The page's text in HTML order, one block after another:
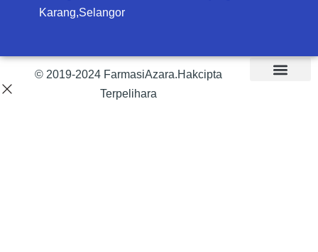
Karang,Selangor
© 2019-2024 FarmasiAzara.Hakcipta
Terpelihara